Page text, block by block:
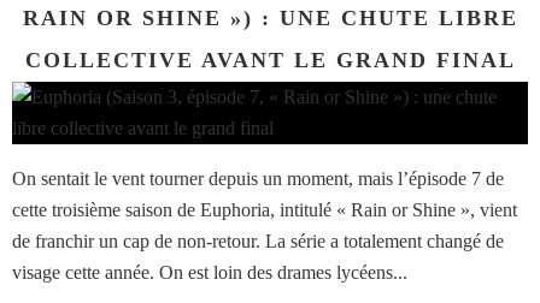
RAIN OR SHINE ») : UNE CHUTE LIBRE
COLLECTIVE AVANT LE GRAND FINAL
On sentait le vent tourner depuis un moment, mais l’épisode 7 de
cette troisième saison de Euphoria, intitulé « Rain or Shine », vient
de franchir un cap de non-retour. La série a totalement changé de
visage cette année. On est loin des drames lycéens...